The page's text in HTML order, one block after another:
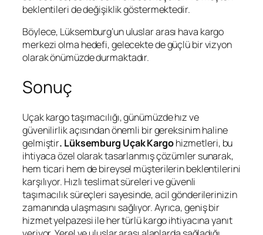
beklentileri de değişiklik göstermektedir.
Böylece, Lüksemburg’un uluslar arası hava kargo
merkezi olma hedefi, gelecekte de güçlü bir vizyon
olarak önümüzde durmaktadır.
Sonuç
Uçak kargo taşımacılığı, günümüzde hız ve
güvenilirlik açısından önemli bir gereksinim haline
gelmiştir. Lüksemburg Uçak Kargohizmetleri, bu
ihtiyaca özel olarak tasarlanmış çözümler sunarak,
hem ticari hem de bireysel müşterilerin beklentilerini
karşılıyor. Hızlı teslimat süreleri ve güvenli
taşımacılık süreçleri sayesinde, acil gönderilerinizin
zamanında ulaşmasını sağlıyor. Ayrıca, geniş bir
hizmet yelpazesi ile her türlü kargo ihtiyacına yanıt